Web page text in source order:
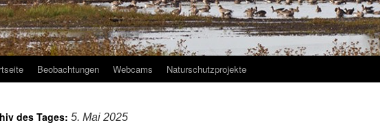
Beobachtungen Webcams Naturschutzprojekte
des Tages: 5. Mai 2025